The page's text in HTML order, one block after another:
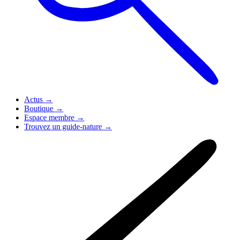
Actus →
Boutique →
Espace membre →
Trouvez un guide-nature →